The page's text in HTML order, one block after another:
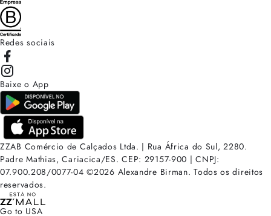
Redes sociais
Baixe o App
ZZAB Comércio de Calçados Ltda. | Rua África do Sul, 2280.
Padre Mathias, Cariacica/ES. CEP: 29157-900 | CNPJ:
07.900.208/0077-04 ©2026 Alexandre Birman. Todos os direitos
reservados.
Go to USA